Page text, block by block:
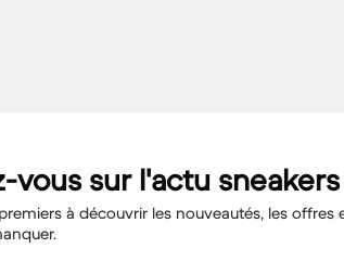
vous sur l'actu sneakers
à découvrir les nouveautés, les offres